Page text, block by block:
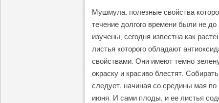
Мушмула, полезные свойства
течение долгого времени были не до
изучены, сегодня известна как
листья которого обладают
свойствами. Они имеют темно-
окраску и красиво блестят.
следует, начиная со средины мая по
июня. И сами плоды, и ее листья